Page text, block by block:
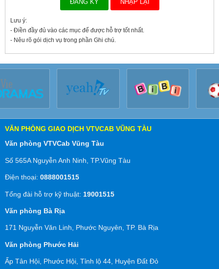
Lưu ý:
- Điền đầy đủ vào các mục để được hỗ trợ tốt nhất.
- Nêu rõ gói dịch vụ trong phần Ghi chú.
VĂN PHÒNG GIAO DỊCH VTVCAB VŨNG TÀU
Văn phòng VTVCab Vũng Tàu
Số 565A Nguyễn Anh Ninh, TP.Vũng Tàu
Điện thoại: 0888001515
Tổng đài hỗ trợ kỹ thuật: 19001515
Văn phòng Bà Rịa
171 Nguyễn Văn Linh, Phước Nguyên, TP. Bà Rịa
Văn phòng Phước Hải
Ấp Tân Hội, Phước Hội, Tỉnh lộ 44, Huyện Đất Đỏ